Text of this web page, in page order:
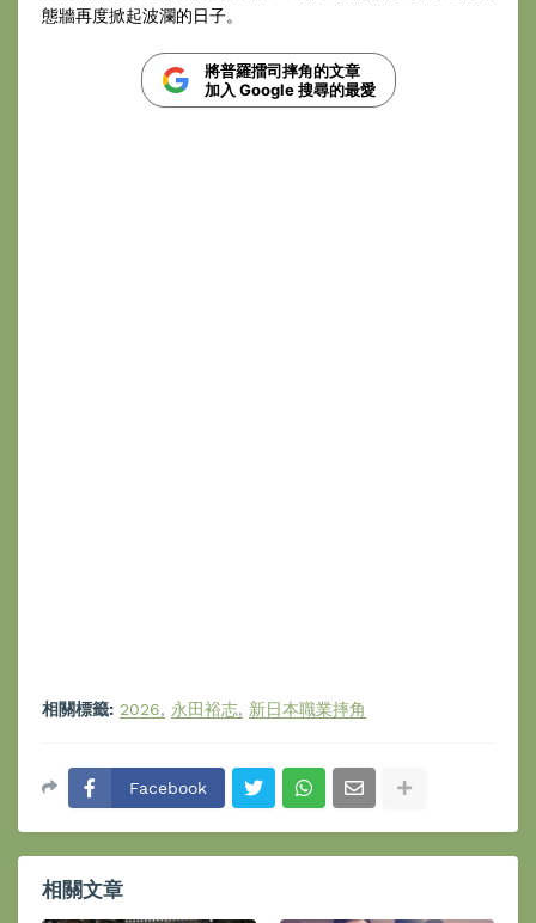
態牆再度掀起波瀾的日子。
將普羅擂司摔角的文章
加入 Google 搜尋的最愛
相關標籤: 2026 永田裕志 新日本職業摔角
Facebook
相關文章